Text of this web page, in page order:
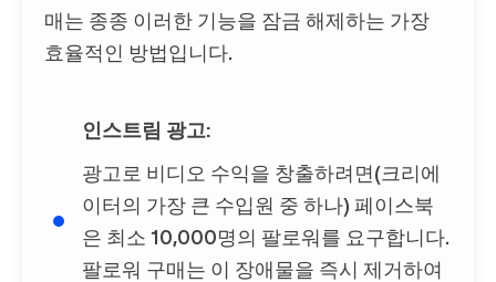
매는 종종 이러한 기능을 잠금 해제하는 가장
효율적인 방법입니다.
인스트림 광고:
광고로 비디오 수익을 창출하려면(크리에
이터의 가장 큰 수입원 중 하나) 페이스북
은 최소 10,000명의 팔로워를 요구합니다.
팔로워 구매는 이 장애물을 즉시 제거하여